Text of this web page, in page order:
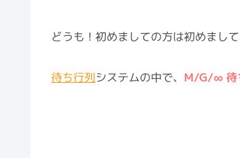
どうも！初めましての方は初めまして
待ち行列システムの中で、 M/G/∞ 待